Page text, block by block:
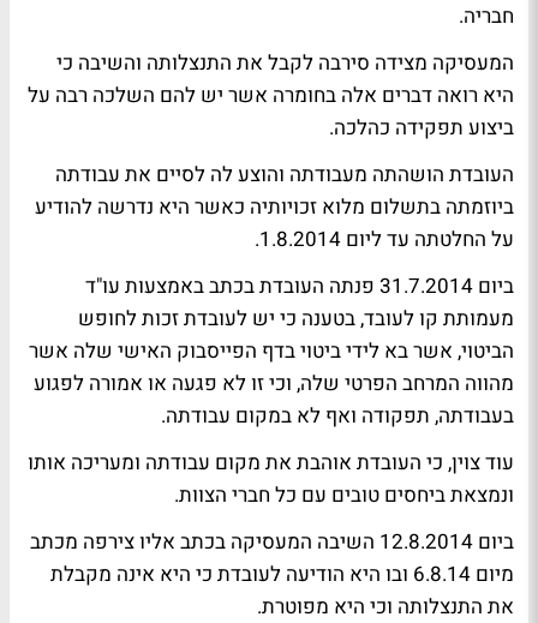
חבריה.
המעסיקה מצידה סירבה לקבל את התנצלותה והשיבה כי
היא רואה דברים אלה בחומרה אשר יש להם השלכה רבה על
ביצוע תפקידה כהלכה.
העובדת הושהתה מעבודתה והוצע לה לסיים את עבודתה
ביוזמתה בתשלום מלוא זכויותיה כאשר היא נדרשה להודיע
על החלטתה עד ליום 1.8.2014.
ביום 31.7.2014 פנתה העובדת בכתב באמצעות עו"ד
מעמותת קו לעובד, בטענה כי יש לעובדת זכות לחופש
הביטוי, אשר בא לידי ביטוי בדף הפייסבוק האישי שלה אשר
מהווה המרחב הפרטי שלה, וכי זו לא פגעה או אמורה לפגוע
בעבודתה, תפקודה ואף לא במקום עבודתה.
עוד צוין, כי העובדת אוהבת את מקום עבודתה ומעריכה אותו
ונמצאת ביחסים טובים עם כל חברי הצוות.
ביום 12.8.2014 השיבה המעסיקה בכתב אליו צירפה מכתב
מיום 6.8.14 ובו היא הודיעה לעובדת כי היא אינה מקבלת
את התנצלותה וכי היא מפוטרת.